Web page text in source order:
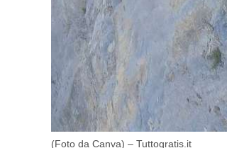
(Foto da Canva) – Tuttogratis.it